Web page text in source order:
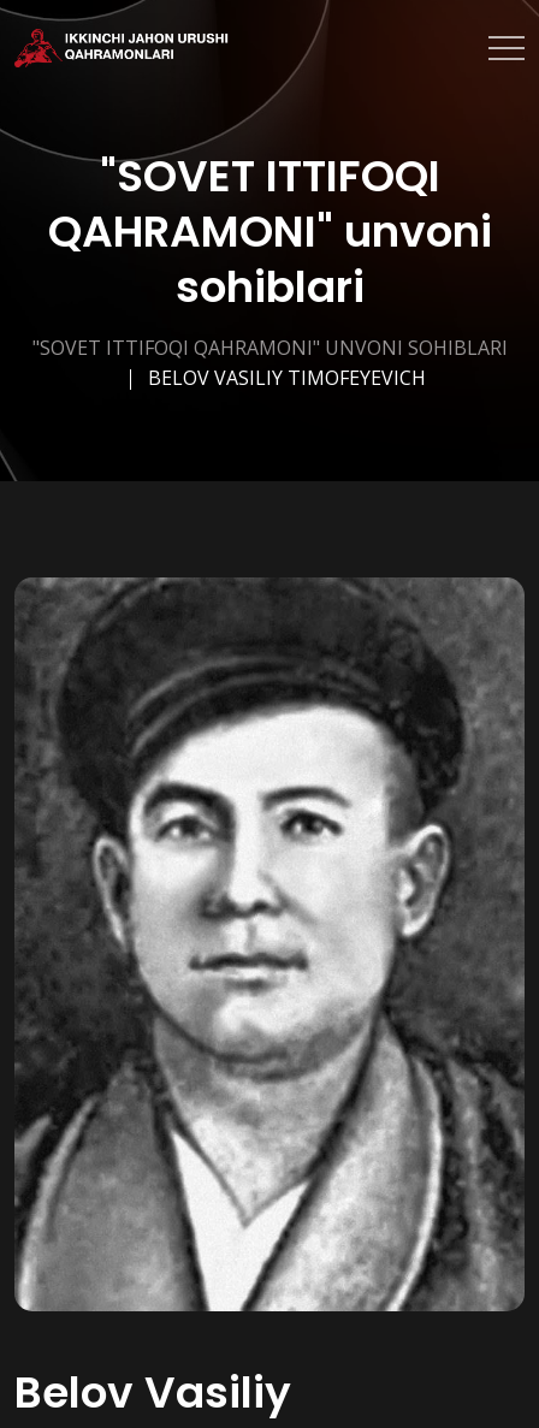
"SOVET ITTIFOQI
QAHRAMONI" unvoni
sohiblari
"SOVET ITTIFOQI QAHRAMONI" UNVONI SOHIBLARI
BELOV VASILIY TIMOFEYEVICH
Belov Vasiliy